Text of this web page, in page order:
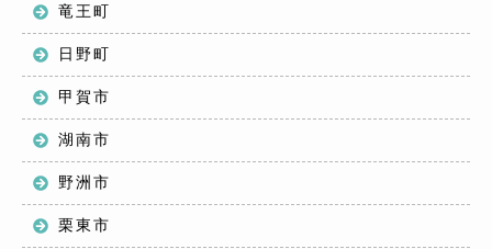
竜王町
日野町
甲賀市
湖南市
野洲市
栗東市